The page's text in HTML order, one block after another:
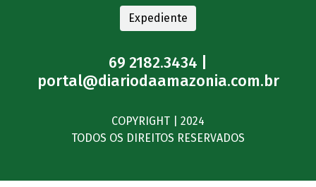
Expediente
69 2182.3434 |
portal@diariodaamazonia.com.br
COPYRIGHT | 2024
TODOS OS DIREITOS RESERVADOS